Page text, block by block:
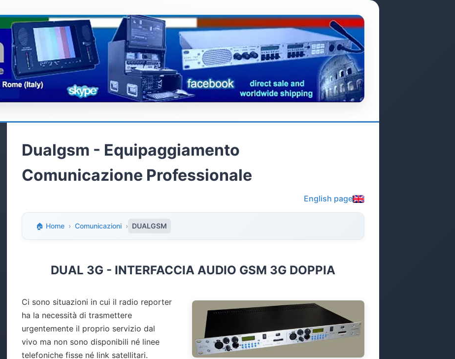
Dualgsm - Equipaggiamento
Comunicazione Professionale
English page
🏠 Home › Comunicazioni › DUALGSM
DUAL 3G - INTERFACCIA AUDIO GSM 3G DOPPIA
Ci sono situazioni in cui il radio reporter
ha la necessità di trasmettere
urgentemente il proprio servizio dal
vivo ma non sono disponibili né linee
telefoniche fisse né link satellitari.